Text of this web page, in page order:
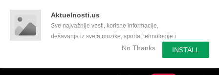
Aktuelnosti.us
Sve najvažnije vesti, korisne informacije,
dešavanja iz sveta muzike, sporta, tehnologije i
još mnogo toga zanimljivog.No Thanks INSTALL